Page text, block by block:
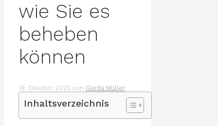
wie Sie es
beheben
können
19. Oktober 2023 von Gerda Müller
Inhaltsverzeichnis